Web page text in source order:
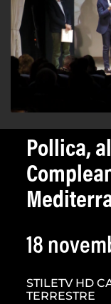
Pollica,
18
STILETV HD
TERRESTRE